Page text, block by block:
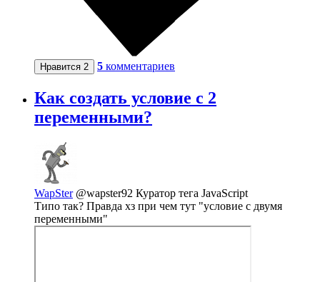
Нравится 2 5 комментариев
Как создать условие с 2
переменными?
WapSter @wapster92 Куратор тега JavaScript
Типо так? Правда хз при чем тут "условие с двумя
переменными"